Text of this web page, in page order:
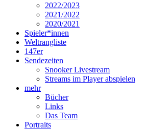
2022/2023
2021/2022
2020/2021
Spieler*innen
Weltrangliste
147er
Sendezeiten
Snooker Livestream
Streams im Player abspielen
mehr
Bücher
Links
Das Team
Portraits